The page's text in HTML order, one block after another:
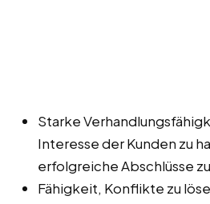
Starke
Interesse der Kunden zu
erfolgreiche Abschlüsse
Fähigkeit, Konflikte zu